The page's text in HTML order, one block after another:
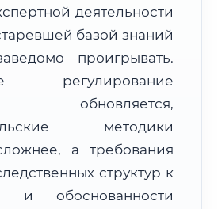
Дистанционно
Краснодар
Почтой:
5–7 рабочих дней
деятельности
базой знаний
проигрывать.
регулирование
обновляется,
методики
а требования
структур к
и обоснованности